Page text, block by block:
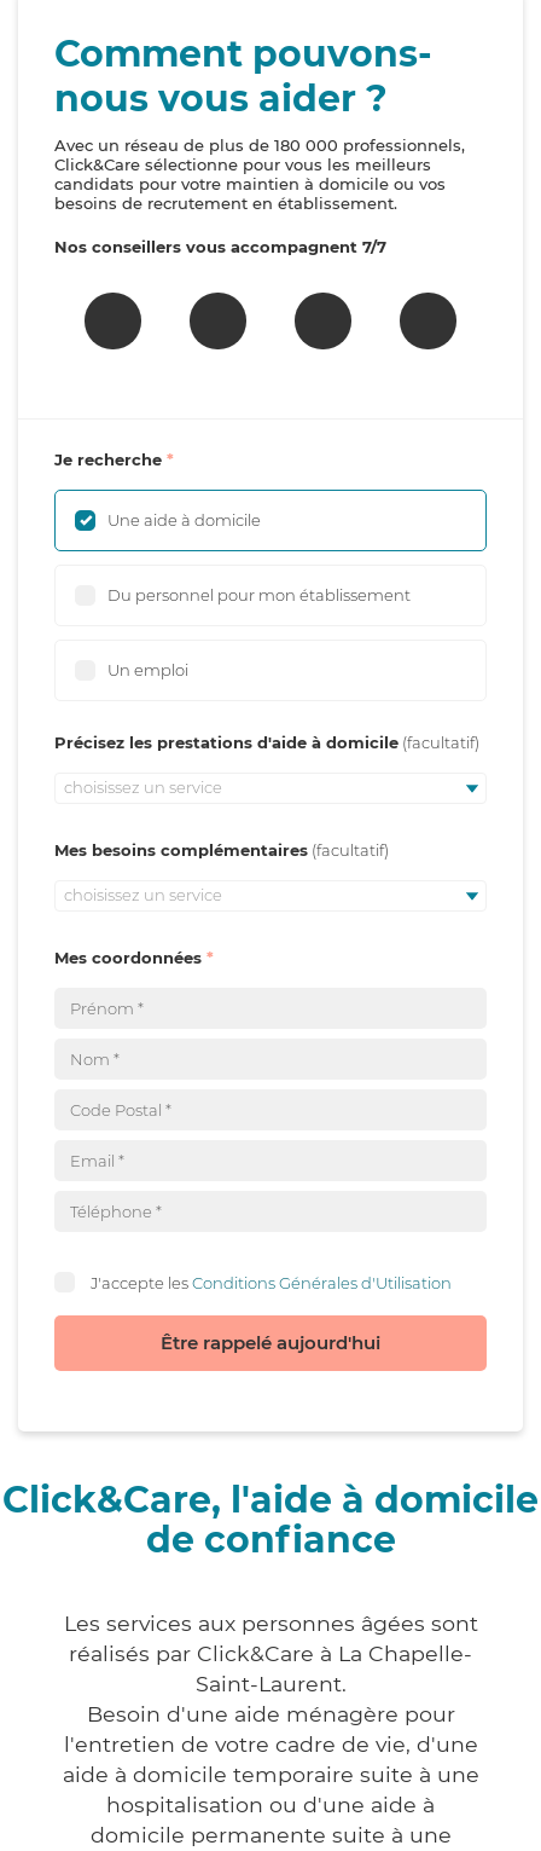
Comment pouvons-
nous vous aider ?
Avec un réseau de plus de 180 000 professionnels,
Click&Care sélectionne pour vous les meilleurs
candidats pour votre maintien à domicile ou vos
besoins de recrutement en établissement.
Nos conseillers vous accompagnent 7/7
Je recherche
Une aide à domicile
Du personnel pour mon établissement
Un emploi
Précisez les prestations d'aide à domicile
choisissez un service
Mes besoins complémentaires
choisissez un service
Mes coordonnées
J'accepte lesConditions Générales d'Utilisation
Être rappelé aujourd'hui
Click&Care, l'aide à domicile
de confiance
Les services aux personnes âgées sont
réalisés par Click&Care à La Chapelle-
Saint-Laurent.
Besoin d'une aide ménagère pour
l'entretien de votre cadre de vie, d'une
aide à domicile temporaire suite à une
hospitalisation ou d'une aide à
domicile permanente suite à une